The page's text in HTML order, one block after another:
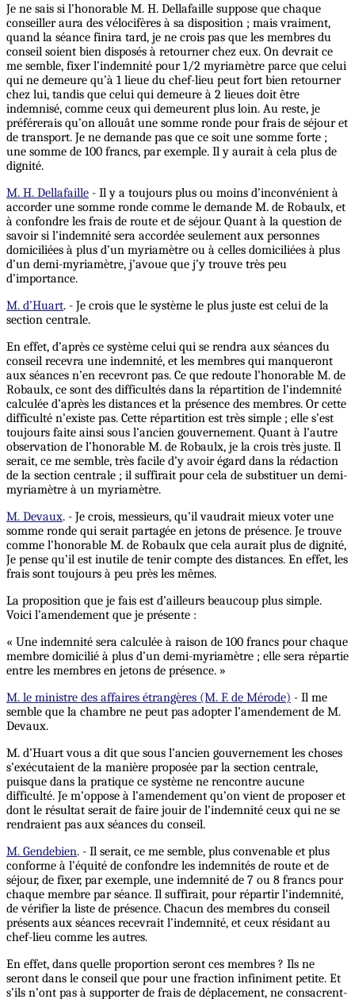
Je ne sais si l’honorable M. H. Dellafaille suppose que chaque
conseiller aura des vélocifères à sa disposition ; mais vraiment,
quand la séance finira tard, je ne crois pas que les membres du
conseil soient bien disposés à retourner chez eux. On devrait ce
me semble, fixer l’indemnité pour 1/2 myriamètre parce que celui
qui ne demeure qu’à 1 lieue du chef-lieu peut fort bien retourner
chez lui, tandis que celui qui demeure à 2 lieues doit être
indemnisé, comme ceux qui demeurent plus loin. Au reste, je
préférerais qu’on allouât une somme ronde pour frais de séjour et
de transport. Je ne demande pas que ce soit une somme forte ;
une somme de 100 francs, par exemple. Il y aurait à cela plus de
dignité.
M. H. Dellafaille - Il y a toujours plus ou moins d’inconvénient à
accorder une somme ronde comme le demande M. de Robaulx, et
à confondre les frais de route et de séjour. Quant à la question de
savoir si l’indemnité sera accordée seulement aux personnes
domiciliées à plus d’un myriamètre ou à celles domiciliées à plus
d’un demi-myriamètre, j’avoue que j’y trouve très peu
d’importance.
M. d’Huart. - Je crois que le système le plus juste est celui de la
section centrale.
En effet, d’après ce système celui qui se rendra aux séances du
conseil recevra une indemnité, et les membres qui manqueront
aux séances n’en recevront pas. Ce que redoute l’honorable M. de
Robaulx, ce sont des difficultés dans la répartition de l’indemnité
calculée d’après les distances et la présence des membres. Or cette
difficulté n’existe pas. Cette répartition est très simple ; elle s’est
toujours faite ainsi sous l’ancien gouvernement. Quant à l’autre
observation de l’honorable M. de Robaulx, je la crois très juste. Il
serait, ce me semble, très facile d’y avoir égard dans la rédaction
de la section centrale ; il suffirait pour cela de substituer un demi-
myriamètre à un myriamètre.
M. Devaux. - Je crois, messieurs, qu’il vaudrait mieux voter une
somme ronde qui serait partagée en jetons de présence. Je trouve
comme l’honorable M. de Robaulx que cela aurait plus de dignité,
Je pense qu’il est inutile de tenir compte des distances. En effet, les
frais sont toujours à peu près les mêmes.
La proposition que je fais est d’ailleurs beaucoup plus simple.
Voici l’amendement que je présente :
« Une indemnité sera calculée à raison de 100 francs pour chaque
membre domicilié à plus d’un demi-myriamètre ; elle sera répartie
entre les membres en jetons de présence. »
M. le ministre des affaires étrangères (M. F. de Mérode) - Il me
semble que la chambre ne peut pas adopter l’amendement de M.
Devaux.
M. d’Huart vous a dit que sous l’ancien gouvernement les choses
s’exécutaient de la manière proposée par la section centrale,
puisque dans la pratique ce système ne rencontre aucune
difficulté. Je m’oppose à l’amendement qu’on vient de proposer et
dont le résultat serait de faire jouir de l’indemnité ceux qui ne se
rendraient pas aux séances du conseil.
M. Gendebien. - Il serait, ce me semble, plus convenable et plus
conforme à l’équité de confondre les indemnités de route et de
séjour, de fixer, par exemple, une indemnité de 7 ou 8 francs pour
chaque membre par séance. Il suffirait, pour répartir l’indemnité,
de vérifier la liste de présence. Chacun des membres du conseil
présents aux séances recevrait l’indemnité, et ceux résidant au
chef-lieu comme les autres.
En effet, dans quelle proportion seront ces membres ? Ils ne
seront dans le conseil que pour une fraction infiniment petite. Et
s’ils n’ont pas à supporter de frais de déplacement, ne consacrent-